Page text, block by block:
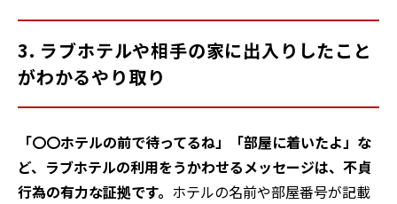
3. ラブホテルや相手の家に出入りしたこと
がわかるやり取り
「〇〇ホテルの前で待ってるね」「部屋に着いたよ」な
ど、ラブホテルの利用をうかわせるメッセージは、不貞
行為の有力な証拠です。 ホテルの名前や部屋番号が記載